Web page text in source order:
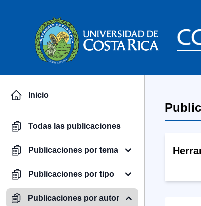
Inicio
Todas las publicaciones
Publicaciones por tema
Publicaciones por tipo
Publicaciones por autor